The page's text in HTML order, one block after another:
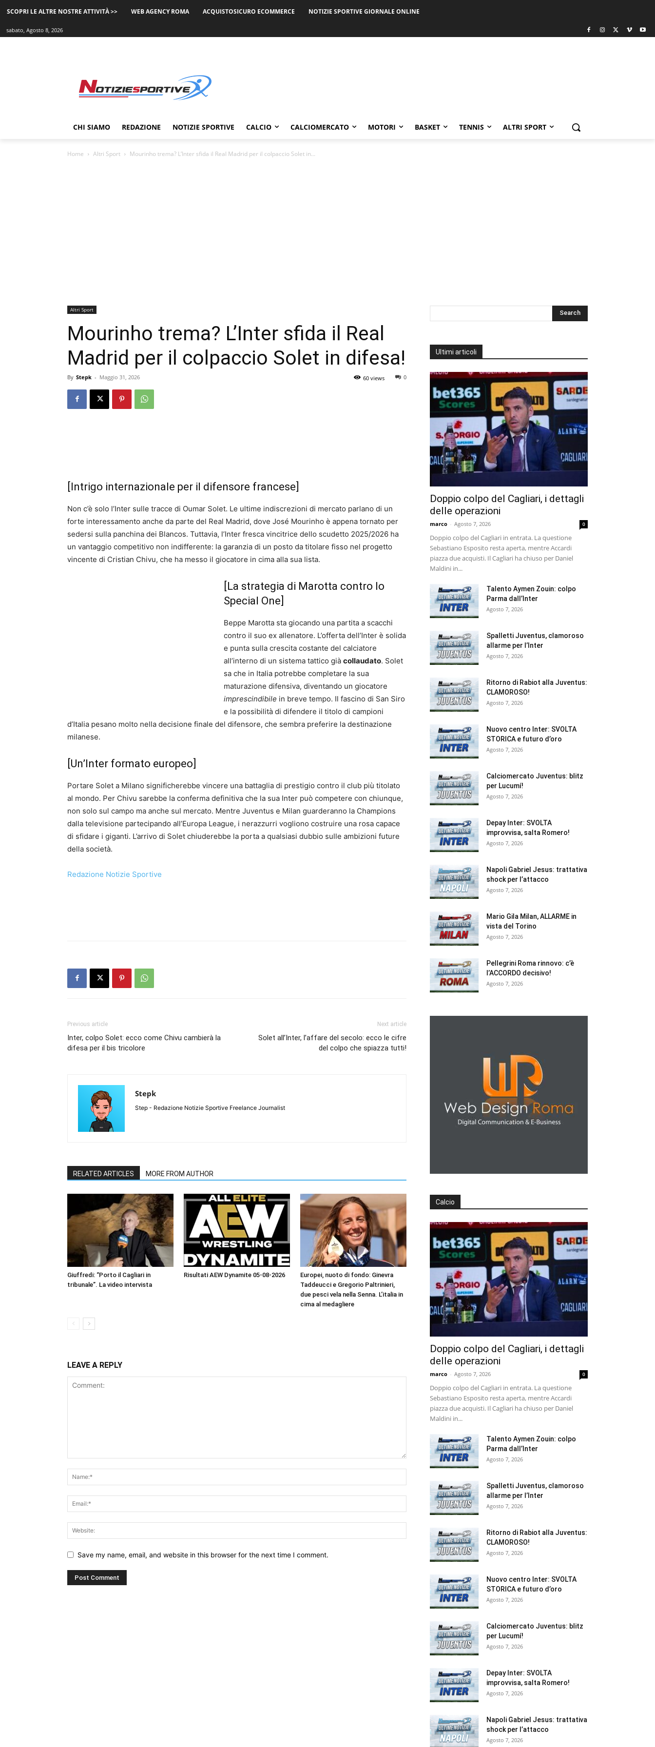
SCOPRI LE ALTRE NOSTRE ATTIVITÀ >> WEB AGENCY ROMA ACQUISTOSICURO ECOMMERCE NOTIZIE SPORTIVE GIORNALE ONLINE
sabato, Agosto 8, 2026
CHI SIAMO REDAZIONE NOTIZIE SPORTIVE CALCIO CALCIOMERCATO MOTORI BASKET TENNIS ALTRI SPORT
Home Altri Sport Mourinho trema? L’Inter sfida il Real Madrid per il colpaccio Solet in...
Altri Sport
Mourinho trema? L’Inter sfida il Real
Madrid per il colpaccio Solet in difesa!
By Stepk - Maggio 31, 2026 0
60 views
[Intrigo internazionale per il difensore francese]
Non c’è solo l’Inter sulle tracce di Oumar Solet. Le ultime indiscrezioni di mercato parlano di un
forte interessamento anche da parte del Real Madrid, dove José Mourinho è appena tornato per
sedersi sulla panchina dei Blancos. Tuttavia, l’Inter fresca vincitrice dello scudetto 2025/2026 ha
un vantaggio competitivo non indifferente: la garanzia di un posto da titolare fisso nel progetto
vincente di Cristian Chivu, che ha messo il giocatore in cima alla sua lista.
[La strategia di Marotta contro lo
Special One]
Beppe Marotta sta giocando una partita a scacchi
contro il suo ex allenatore. L’offerta dell’Inter è solida
e punta sulla crescita costante del calciatore
all’interno di un sistema tattico già collaudato. Solet
sa che in Italia potrebbe completare la sua
maturazione difensiva, diventando un giocatore
imprescindibile in breve tempo. Il fascino di San Siro
e la possibilità di difendere il titolo di campioni
d’Italia pesano molto nella decisione finale del difensore, che sembra preferire la destinazione
milanese.
[Un’Inter formato europeo]
Portare Solet a Milano significherebbe vincere una battaglia di prestigio contro il club più titolato
al mondo. Per Chivu sarebbe la conferma definitiva che la sua Inter può competere con chiunque,
non solo sul campo ma anche sul mercato. Mentre Juventus e Milan guarderanno la Champions
dalla televisione partecipando all’Europa League, i nerazzurri vogliono costruire una rosa capace
di sfidare i giganti. L’arrivo di Solet chiuderebbe la porta a qualsiasi dubbio sulle ambizioni future
della società.
Redazione Notizie Sportive
Previous article
Inter, colpo Solet: ecco come Chivu cambierà la
difesa per il bis tricolore
Next article
Solet all’Inter, l’affare del secolo: ecco le cifre
del colpo che spiazza tutti!
Stepk
Step - Redazione Notizie Sportive Freelance Journalist
RELATED ARTICLES MORE FROM AUTHOR
Giuffredi: “Porto il Cagliari in
tribunale”. La video intervista
Risultati AEW Dynamite 05-08-2026
Europei, nuoto di fondo: Ginevra
Taddeucci e Gregorio Paltrinieri,
due pesci vela nella Senna. L’italia in
cima al medagliere
LEAVE A REPLY
Save my name, email, and website in this browser for the next time I comment.
Ultimi articoli
Doppio colpo del Cagliari, i dettagli
delle operazioni
marco - Agosto 7, 2026 0
Doppio colpo del Cagliari in entrata. La questione
Sebastiano Esposito resta aperta, mentre Accardi
piazza due acquisti. Il Cagliari ha chiuso per Daniel
Maldini in...
Talento Aymen Zouin: colpo
Parma dall’Inter
Agosto 7, 2026
Spalletti Juventus, clamoroso
allarme per l’Inter
Agosto 7, 2026
Ritorno di Rabiot alla Juventus:
CLAMOROSO!
Agosto 7, 2026
Nuovo centro Inter: SVOLTA
STORICA e futuro d’oro
Agosto 7, 2026
Calciomercato Juventus: blitz
per Lucumí!
Agosto 7, 2026
Depay Inter: SVOLTA
improvvisa, salta Romero!
Agosto 7, 2026
Napoli Gabriel Jesus: trattativa
shock per l’attacco
Agosto 7, 2026
Mario Gila Milan, ALLARME in
vista del Torino
Agosto 7, 2026
Pellegrini Roma rinnovo: c’è
l’ACCORDO decisivo!
Agosto 7, 2026
Calcio
Doppio colpo del Cagliari, i dettagli
delle operazioni
marco - Agosto 7, 2026 0
Doppio colpo del Cagliari in entrata. La questione
Sebastiano Esposito resta aperta, mentre Accardi
piazza due acquisti. Il Cagliari ha chiuso per Daniel
Maldini in...
Talento Aymen Zouin: colpo
Parma dall’Inter
Agosto 7, 2026
Spalletti Juventus, clamoroso
allarme per l’Inter
Agosto 7, 2026
Ritorno di Rabiot alla Juventus:
CLAMOROSO!
Agosto 7, 2026
Nuovo centro Inter: SVOLTA
STORICA e futuro d’oro
Agosto 7, 2026
Calciomercato Juventus: blitz
per Lucumí!
Agosto 7, 2026
Depay Inter: SVOLTA
improvvisa, salta Romero!
Agosto 7, 2026
Napoli Gabriel Jesus: trattativa
shock per l’attacco
Agosto 7, 2026